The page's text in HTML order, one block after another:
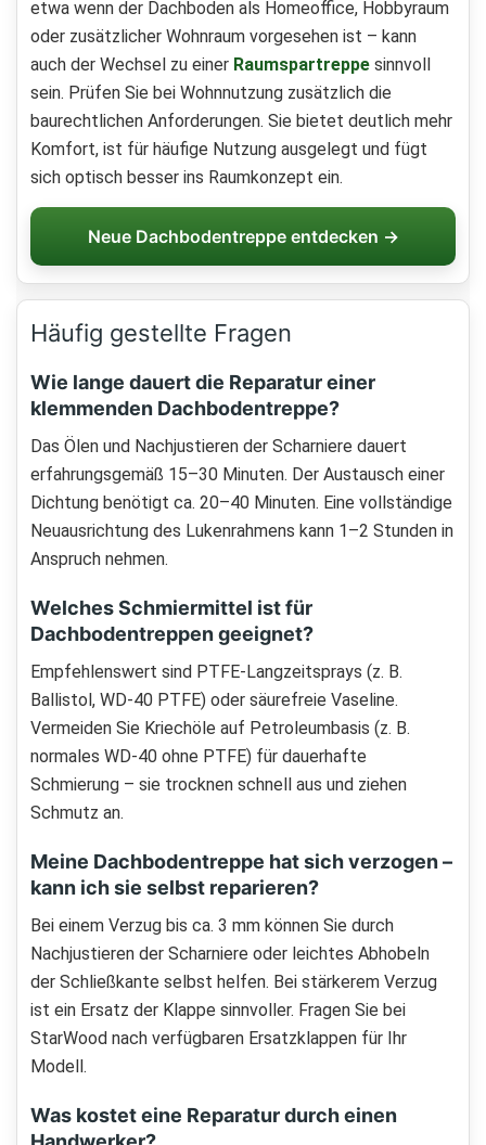
etwa wenn der Dachboden als Homeoffice, Hobbyraum
oder zusätzlicher Wohnraum vorgesehen ist – kann
auch der Wechsel zu einer Raumspartreppe sinnvoll
sein. Prüfen Sie bei Wohnnutzung zusätzlich die
baurechtlichen Anforderungen. Sie bietet deutlich mehr
Komfort, ist für häufige Nutzung ausgelegt und fügt
sich optisch besser ins Raumkonzept ein.
Neue Dachbodentreppe entdecken →
Häufig gestellte Fragen
Wie lange dauert die Reparatur einer
klemmenden Dachbodentreppe?
Das Ölen und Nachjustieren der Scharniere dauert
erfahrungsgemäß 15–30 Minuten. Der Austausch einer
Dichtung benötigt ca. 20–40 Minuten. Eine vollständige
Neuausrichtung des Lukenrahmens kann 1–2 Stunden in
Anspruch nehmen.
Welches Schmiermittel ist für
Dachbodentreppen geeignet?
Empfehlenswert sind PTFE-Langzeitsprays (z. B.
Ballistol, WD-40 PTFE) oder säurefreie Vaseline.
Vermeiden Sie Kriechöle auf Petroleumbasis (z. B.
normales WD-40 ohne PTFE) für dauerhafte
Schmierung – sie trocknen schnell aus und ziehen
Schmutz an.
Meine Dachbodentreppe hat sich verzogen –
kann ich sie selbst reparieren?
Bei einem Verzug bis ca. 3 mm können Sie durch
Nachjustieren der Scharniere oder leichtes Abhobeln
der Schließkante selbst helfen. Bei stärkerem Verzug
ist ein Ersatz der Klappe sinnvoller. Fragen Sie bei
StarWood nach verfügbaren Ersatzklappen für Ihr
Modell.
Was kostet eine Reparatur durch einen